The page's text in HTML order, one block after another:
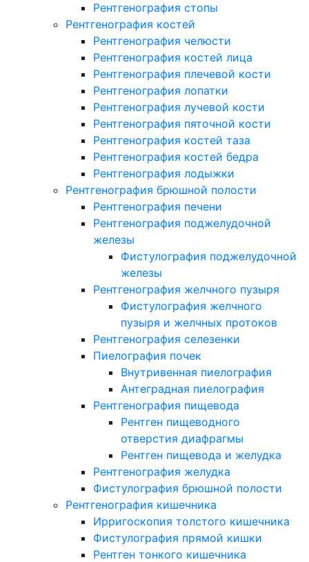
Рентгенография стопы
Рентгенография костей
Рентгенография челюсти
Рентгенография костей лица
Рентгенография плечевой кости
Рентгенография лопатки
Рентгенография лучевой кости
Рентгенография пяточной кости
Рентгенография костей таза
Рентгенография костей бедра
Рентгенография лодыжки
Рентгенография брюшной полости
Рентгенография печени
Рентгенография поджелудочной
железы
Фистулография поджелудочной
железы
Рентгенография желчного пузыря
Фистулография желчного
пузыря и желчных протоков
Рентгенография селезенки
Пиелография почек
Внутривенная пиелография
Антеградная пиелография
Рентгенография пищевода
Рентген пищеводного
отверстия диафрагмы
Рентген пищевода и желудка
Рентгенография желудка
Фистулография брюшной полости
Рентгенография кишечника
Ирригоскопия толстого кишечника
Фистулография прямой кишки
Рентген тонкого кишечника